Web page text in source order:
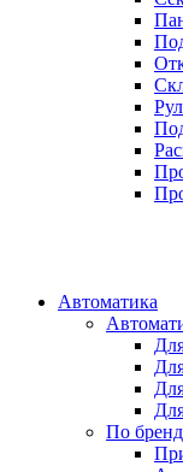
Автоматика
По